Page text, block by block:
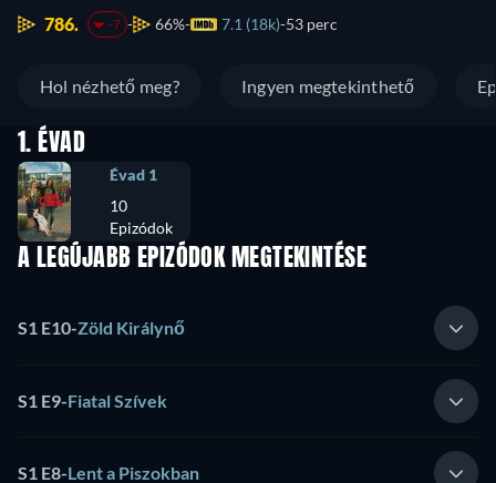
786.
-7 66% 7.1 (18k) 53 perc
Hol nézhető meg? Ingyen megtekinthető
1. ÉVAD
Évad 1
10
Epizódok
A LEGÚJABB EPIZÓDOK MEGTEKINTÉSE
S1 E10-Zöld Királynő
S1 E9-Fiatal Szívek
S1 E8-Lent a Piszokban